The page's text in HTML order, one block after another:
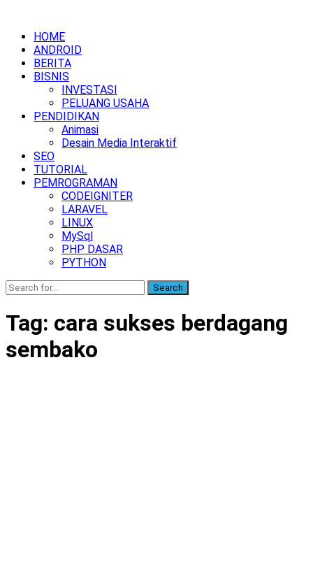
HOME
ANDROID
BERITA
BISNIS
INVESTASI
PELUANG USAHA
PENDIDIKAN
Animasi
Desain Media Interaktif
SEO
TUTORIAL
PEMROGRAMAN
CODEIGNITER
LARAVEL
LINUX
MySql
PHP DASAR
PYTHON
Search
Tag: cara sukses berdagang
sembako